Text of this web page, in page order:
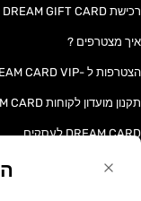
רכישת DREAM GIFT CARD
איך מצטרפים ?
הצטרפות ל -DREAM CARD VIP
תקנון מועדון לקוחות DREAM CARD
DREAM CARD לעסקים